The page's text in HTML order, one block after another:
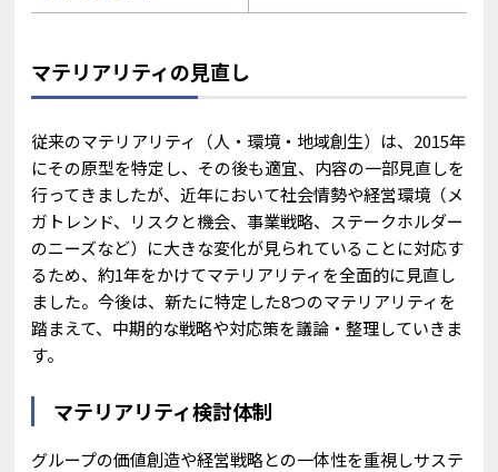
マテリアリティの見直し
従来のマテリアリティ（人・環境・地域創生）は、2015年
にその原型を特定し、その後も適宜、内容の一部見直しを
行ってきましたが、近年において社会情勢や経営環境（メ
ガトレンド、リスクと機会、事業戦略、ステークホルダー
のニーズなど）に大きな変化が見られていることに対応す
るため、約1年をかけてマテリアリティを全面的に見直し
ました。今後は、新たに特定した8つのマテリアリティを
踏まえて、中期的な戦略や対応策を議論・整理していきま
す。
マテリアリティ検討体制
グループの価値創造や経営戦略との一体性を重視しサステ